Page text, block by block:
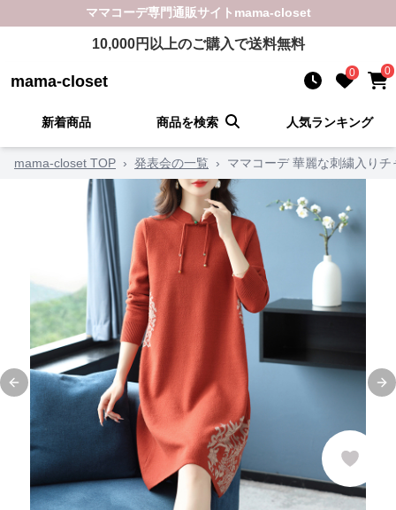
ママコーデ専門通販サイト mama-closet
10,000円以上のご購入で送料無料
mama-closet 0 0
新着商品 商品を検索 人気ランキング
mama-closet TOP › 発表会の一覧 › ママコーデ 華麗な刺繍入り
Previous slide